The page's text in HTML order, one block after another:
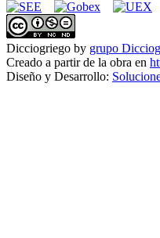
Dicciogriego by grupo
Creado a partir de la obra en
Diseño y Desarrollo: